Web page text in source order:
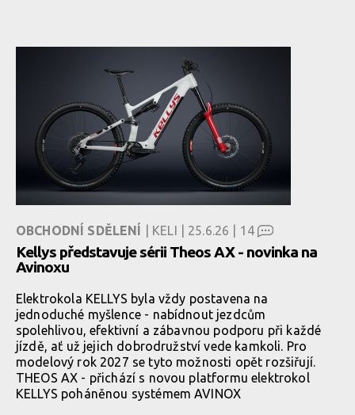
OBCHODNÍ SDĚLENÍ | KELI | 25.6.26 | 14
Kellys představuje sérii Theos AX - novinka na
Avinoxu
Elektrokola KELLYS byla vždy postavena na
jednoduché myšlence - nabídnout jezdcům
spolehlivou, efektivní a zábavnou podporu při každé
jízdě, ať už jejich dobrodružství vede kamkoli. Pro
modelový rok 2027 se tyto možnosti opět rozšiřují.
THEOS AX - přichází s novou platformu elektrokol
KELLYS poháněnou systémem AVINOX